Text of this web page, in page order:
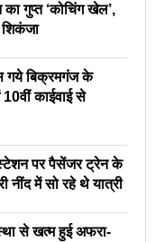
गुप्त ‘कोचिंग खेल’,
गये बिक्रमगंज के
काईवाई से
स्टेशन पर पैसेंजर ट्रेन के
नींद में सो रहे थे यात्री
से खत्म हुई अफरा-